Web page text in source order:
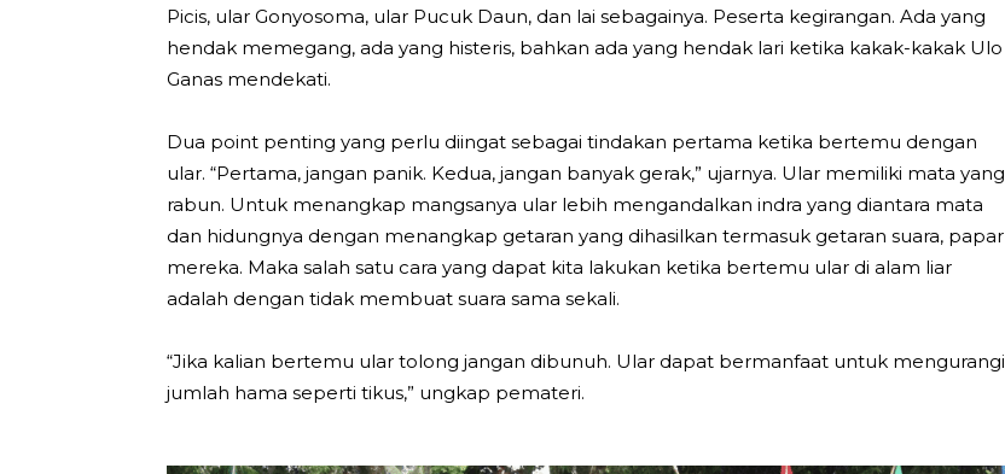
Picis, ular Gonyosoma, ular Pucuk Daun, dan lai sebagainya. Peserta kegirangan. Ada yang
hendak memegang, ada yang histeris, bahkan ada yang hendak lari ketika kakak-kakak Ulo
Ganas mendekati.
Dua point penting yang perlu diingat sebagai tindakan pertama ketika bertemu dengan
ular. “Pertama, jangan panik. Kedua, jangan banyak gerak,” ujarnya. Ular memiliki mata yang
rabun. Untuk menangkap mangsanya ular lebih mengandalkan indra yang diantara mata
dan hidungnya dengan menangkap getaran yang dihasilkan termasuk getaran suara, papar
mereka. Maka salah satu cara yang dapat kita lakukan ketika bertemu ular di alam liar
adalah dengan tidak membuat suara sama sekali.
“Jika kalian bertemu ular tolong jangan dibunuh. Ular dapat bermanfaat untuk mengurangi
jumlah hama seperti tikus,” ungkap pemateri.